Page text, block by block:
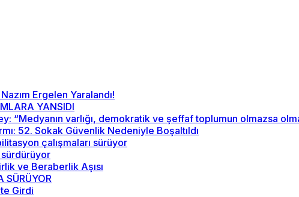
Ergelen Yaralandı!
YANSIDI
“Medyanın varlığı, demokratik ve şeffaf toplumun olmazsa
52. Sokak Güvenlik Nedeniyle Boşaltıldı
çalışmaları sürüyor
ve Beraberlik Aşısı
SÜRÜYOR
Girdi